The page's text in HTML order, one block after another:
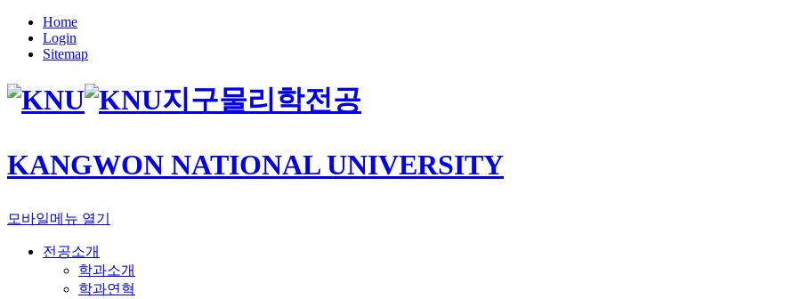
Home
Login
Sitemap
지구물리학전공
KANGWON NATIONAL UNIVERSITY
모바일메뉴 열기
전공소개
학과소개
학과연혁